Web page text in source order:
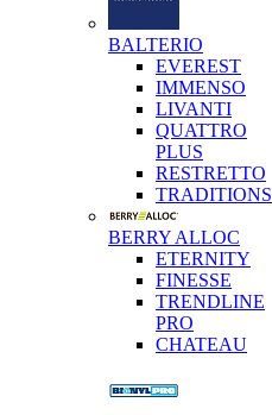
BALTERIO
EVEREST
IMMENSO
LIVANTI
QUATTRO
PLUS
RESTRETTO
TRADITIONS
BERRY ALLOC
ETERNITY
FINESSE
TRENDLINE
PRO
CHATEAU